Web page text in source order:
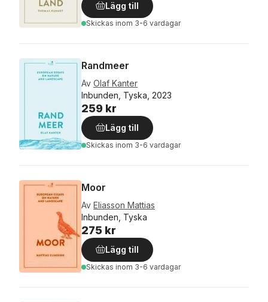
Lägg till
Skickas inom 3-6 vardagar
Randmeer
Av Olaf Kanter
Inbunden, Tyska, 2023
259 kr
Lägg till
Skickas inom 3-6 vardagar
Moor
Av Eliasson Mattias
Inbunden, Tyska
275 kr
Lägg till
Skickas inom 3-6 vardagar